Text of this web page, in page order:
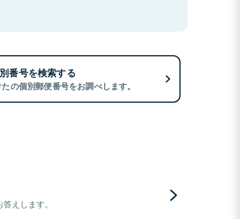
番号を検索する
の個別郵便番号をお調べします。
えします。